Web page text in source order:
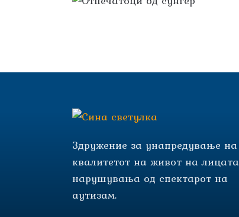
Здружение за унапредување на
квалитетот на живот на
нарушувања од спектарот на
аутизам.